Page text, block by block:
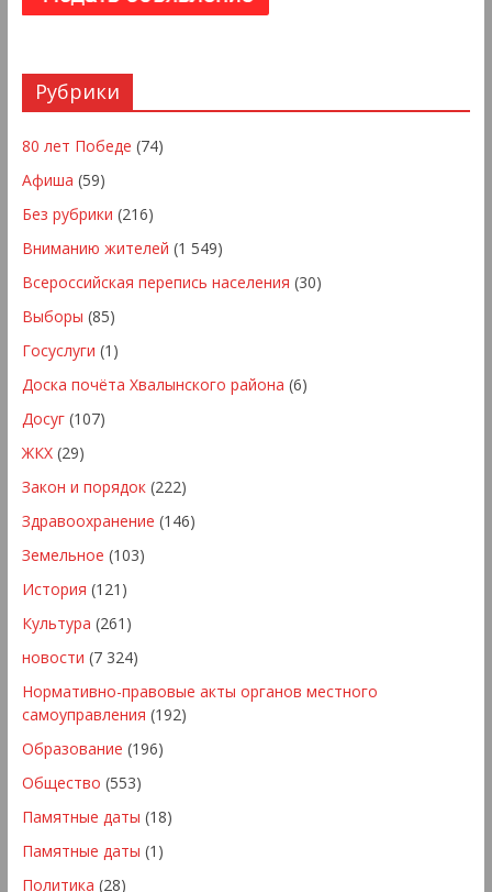
Рубрики
80 лет Победе (74)
Афиша (59)
Без рубрики (216)
Вниманию жителей (1 549)
Всероссийская перепись населения (30)
Выборы (85)
Госуслуги (1)
Доска почёта Хвалынского района (6)
Досуг(107)
ЖКХ(29)
Закон и порядок(222)
Здравоохранение (146)
Земельное (103)
История (121)
Культура (261)
новости (7 324)
Нормативно-правовые акты органов местного
самоуправления (192)
Образование (196)
Общество (553)
Памятные даты (18)
Памятные даты (1)
Политика (28)